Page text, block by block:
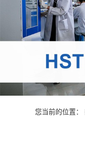
司
介
您当前的位置：